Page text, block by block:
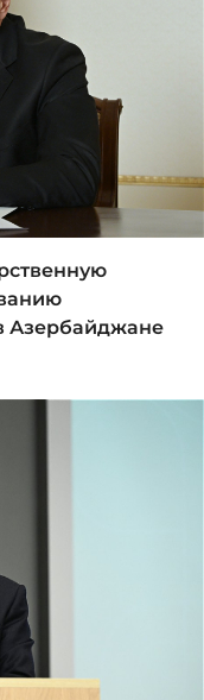
Азербайджане